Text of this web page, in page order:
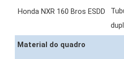
Material do quadro